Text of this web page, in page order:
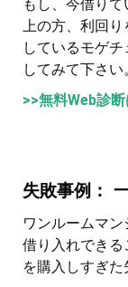
もし、今借り
上の方、利回
しているモゲ
してみて下さい
>>無料Web診
失敗事例：
ワンルームマ
借り入れでき
を購入しすぎた